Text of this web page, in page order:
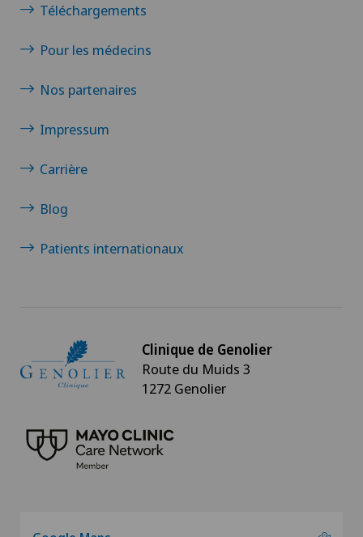
IRM
Mammographie
Médecine interne générale
Médecine physique et réadaptation
Téléchargements
Pour les médecins
Nos partenaires
Impressum
Carrière
Blog
Patients internationaux
Clinique de Genolier
Route du Muids 3
1272 Genolier